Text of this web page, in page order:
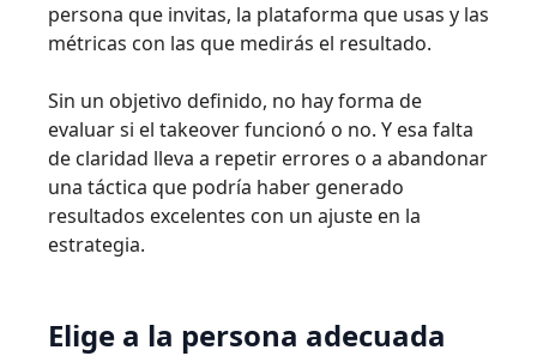
persona que invitas, la plataforma que usas y las
métricas con las que medirás el resultado.
Sin un objetivo definido, no hay forma de
evaluar si el takeover funcionó o no. Y esa falta
de claridad lleva a repetir errores o a abandonar
una táctica que podría haber generado
resultados excelentes con un ajuste en la
estrategia.
Elige a la persona adecuada